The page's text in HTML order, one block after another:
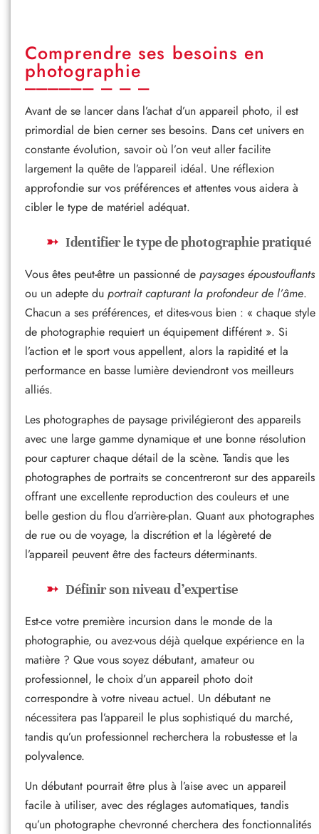
Comprendre ses besoins en
photographie
Avant de se lancer dans l’achat d’un appareil photo, il est
primordial de bien cerner ses besoins. Dans cet univers en
constante évolution, savoir où l’on veut aller facilite
largement la quête de l’appareil idéal. Une réflexion
approfondie sur vos préférences et attentes vous aidera à
cibler le type de matériel adéquat.
Identifier le type de photographie pratiqué
Vous êtes peut-être un passionné de paysages époustouflants
ou un adepte du portrait capturant la profondeur de l’âme.
Chacun a ses préférences, et dites-vous bien : « chaque style
de photographie requiert un équipement différent ». Si
l’action et le sport vous appellent, alors la rapidité et la
performance en basse lumière deviendront vos meilleurs
alliés.
Les photographes de paysage privilégieront des appareils
avec une large gamme dynamique et une bonne résolution
pour capturer chaque détail de la scène. Tandis que les
photographes de portraits se concentreront sur des appareils
offrant une excellente reproduction des couleurs et une
belle gestion du flou d’arrière-plan. Quant aux photographes
de rue ou de voyage, la discrétion et la légèreté de
l’appareil peuvent être des facteurs déterminants.
Définir son niveau d’expertise
Est-ce votre première incursion dans le monde de la
photographie, ou avez-vous déjà quelque expérience en la
matière ? Que vous soyez débutant, amateur ou
professionnel, le choix d’un appareil photo doit
correspondre à votre niveau actuel. Un débutant ne
nécessitera pas l’appareil le plus sophistiqué du marché,
tandis qu’un professionnel recherchera la robustesse et la
polyvalence.
Un débutant pourrait être plus à l’aise avec un appareil
facile à utiliser, avec des réglages automatiques, tandis
qu’un photographe chevronné cherchera des fonctionnalités